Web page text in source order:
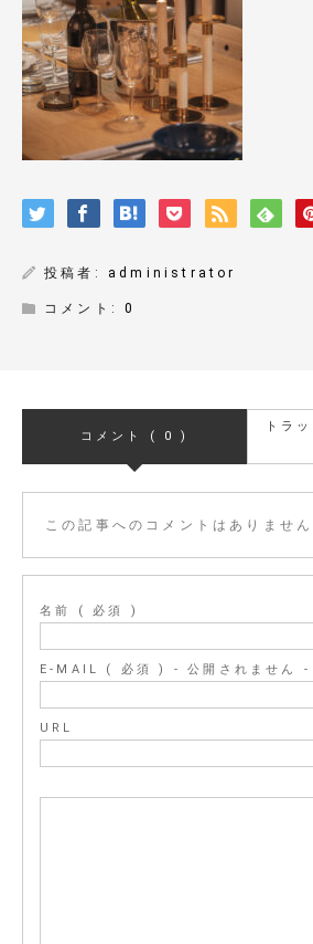
投稿者: administrator
コメント:0
コメント ( 0 )
トラ
この記事へのコメントはありません
名前 ( 必須 )
E-MAIL ( 必須 ) - 公開されません -
URL